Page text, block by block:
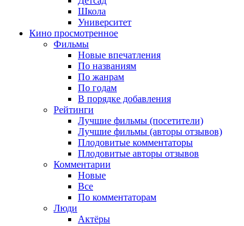
Школа
Университет
Кино просмотренное
Фильмы
Новые впечатления
По названиям
По жанрам
По годам
В порядке добавления
Рейтинги
Лучшие фильмы (посетители)
Лучшие фильмы (авторы отзывов)
Плодовитые комментаторы
Плодовитые авторы отзывов
Комментарии
Новые
Все
По комментаторам
Люди
Актёры